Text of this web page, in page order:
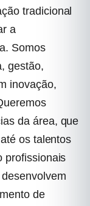
tradicional
a
Somos
gestão,
inovação,
da área, que
os talentos
profissionais
de